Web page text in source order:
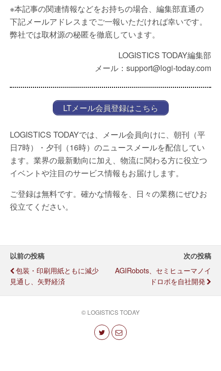
※本記事の関連情報などをお持ちの場合、編集部直通の
下記メールアドレスまでご一報いただければ幸いです。
弊社では取材源の秘匿を徹底しています。
LOGISTICS TODAY編集部
メール：support@logi-today.com
LTメール会員登録はこちら
LOGISTICS TODAYでは、メール会員向けに、朝刊（平
日7時）・夕刊（16時）のニュースメールを配信してい
ます。業界の最新動向に加え、物流に関わる方に役立つ
イベントや注目のサービス情報もお届けします。
ご登録は無料です。確かな情報を、日々の業務にぜひお
役立てください。
以前の投稿
包装・印刷用紙ともに減少
見通し、矢野経済
次の投稿
AGIRobots、セミヒューマノイ
ドロボを自社開発
© LOGISTICS TODAY